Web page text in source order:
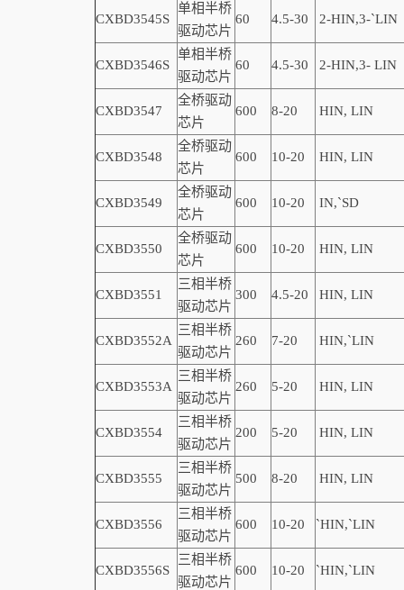
CXBD3545S
单相半桥
驱动芯片
60 4.5-30 2-HIN,3-`LIN
CXBD3546S
单相半桥
驱动芯片
60 4.5-30 2-HIN,3- LIN
CXBD3547
全桥驱动
芯片
600 8-20 HIN, LIN
CXBD3548
全桥驱动
芯片
600 10-20 HIN, LIN
CXBD3549
全桥驱动
芯片
600 10-20 IN,`SD
CXBD3550
全桥驱动
芯片
600 10-20 HIN, LIN
CXBD3551
三相半桥
驱动芯片
300 4.5-20 HIN, LIN
CXBD3552A
三相半桥
驱动芯片
260 7-20 HIN,`LIN
CXBD3553A
三相半桥
驱动芯片
260 5-20 HIN, LIN
CXBD3554
三相半桥
驱动芯片
200 5-20 HIN, LIN
CXBD3555
三相半桥
驱动芯片
500 8-20 HIN, LIN
CXBD3556
三相半桥
驱动芯片
600 10-20 `HIN,`LIN
CXBD3556S
三相半桥
驱动芯片
600 10-20 `HIN,`LIN